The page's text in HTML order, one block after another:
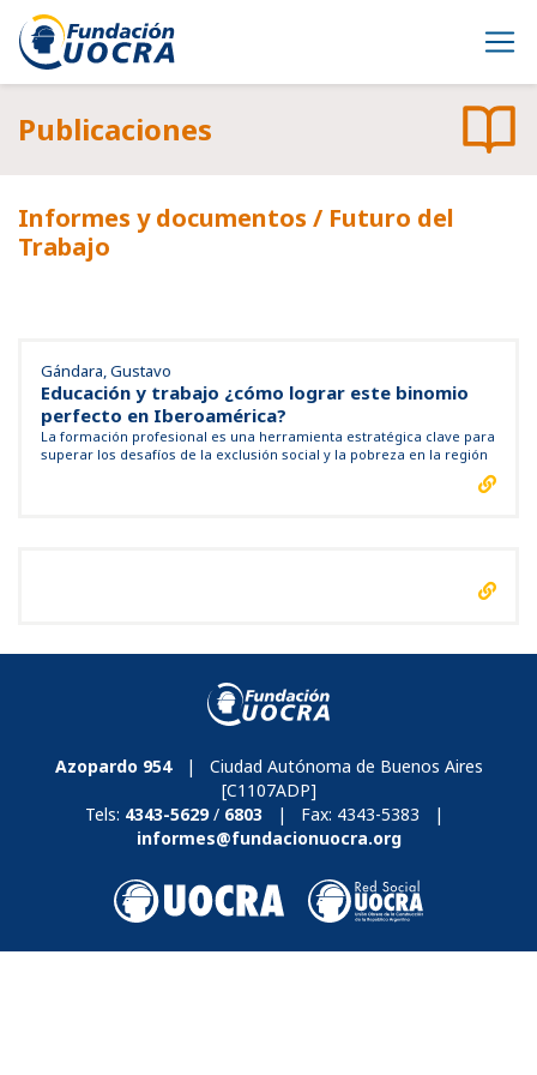
Publicaciones
Informes y documentos / Futuro del
Trabajo
Gándara, Gustavo
Educación y trabajo ¿cómo lograr este binomio
perfecto en Iberoamérica?
La formación profesional es una herramienta estratégica clave para
superar los desafíos de la exclusión social y la pobreza en la región
Azopardo 954| Ciudad Autónoma de Buenos Aires
[C1107ADP]
Tels: 4343-5629/ 6803| Fax: 4343-5383 |
informes@fundacionuocra.org